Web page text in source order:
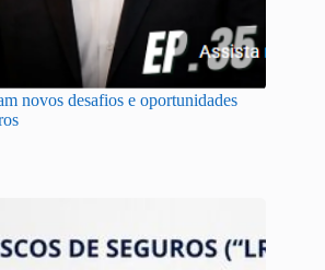
novos desafios e oportunidades